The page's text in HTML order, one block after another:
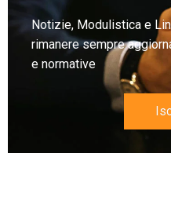
Notizie, Modulistica e
rimanere sempre
e normative